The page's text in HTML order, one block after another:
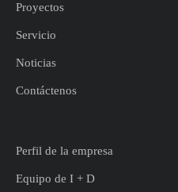
Proyectos
Servicio
Noticias
Contáctenos
Perfil de la empresa
Equipo de I + D